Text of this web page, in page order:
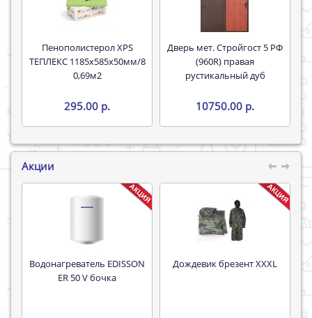
Пенополистерол XPS
ТЕПЛЕКС 1185х585х50мм/8
0,69м2
295.00 р.
Дверь мет. Стройгост 5 РФ
(960R) правая
рустикальный дуб
10750.00 р.
Акции
Водонагреватель EDISSON
ER 50 V бочка
Дождевик брезент XXXL